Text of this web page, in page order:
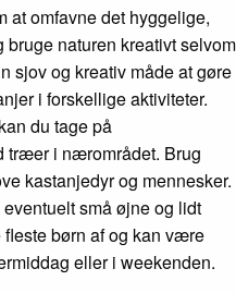
at omfavne det hyggelige,
naturen kreativt selvom
sjov og kreativ måde at gøre
i forskellige aktiviteter.
du tage på
træer i nærområdet. Brug
kastanjedyr og mennesker.
små øjne og lidt
børn af og kan være
eller i weekenden.